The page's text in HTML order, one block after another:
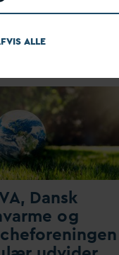
A, Dansk
varme og
ALLE